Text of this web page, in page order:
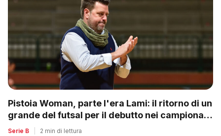
Pistoia Woman, parte l'era Lami: il ritorno di un
grande del futsal per il debutto nei campionati
nazionali
Serie B 2 min di lettura